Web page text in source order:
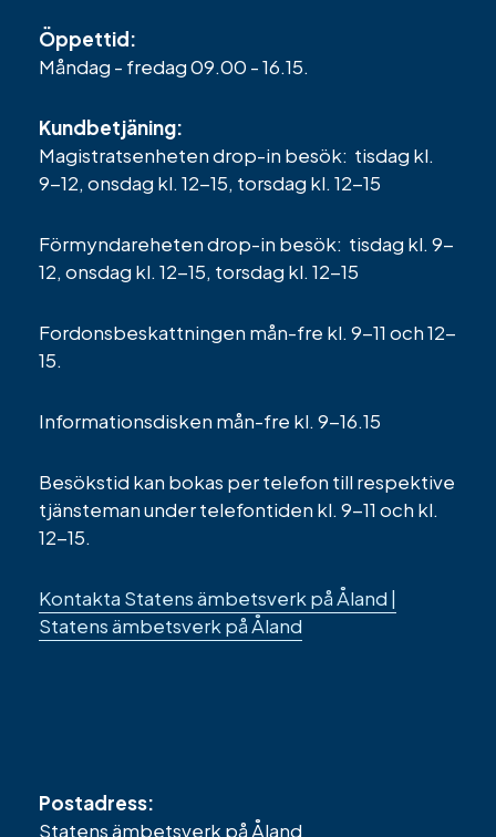
Öppettid:
Måndag - fredag 09.00 - 16.15.
Kundbetjäning:
Magistratsenheten drop-in besök: tisdag kl.
9-12, onsdag kl. 12-15, torsdag kl. 12-15
Förmyndareheten drop-in besök: tisdag kl. 9-
12, onsdag kl. 12-15, torsdag kl. 12-15
Fordonsbeskattningen mån-fre kl. 9-11 och 12-
15.
Informationsdisken mån-fre kl. 9-16.15
Besökstid kan bokas per telefon till respektive
tjänsteman under telefontiden kl. 9-11 och kl.
12-15.
Kontakta Statens ämbetsverk på Åland |
Statens ämbetsverk på Åland
Postadress:
Statens ämbetsverk på Åland